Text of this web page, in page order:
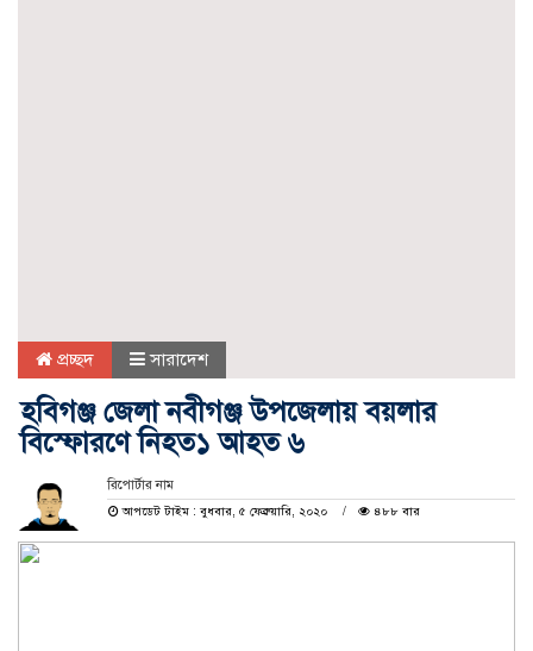
প্রচ্ছদ সারাদেশ
হবিগঞ্জ জেলা নবীগঞ্জ উপজেলায় বয়লার
বিস্ফোরণে নিহত১ আহত ৬
রিপোর্টার নাম
আপডেট টাইম : বুধবার, ৫ ফেব্রুয়ারি, ২০২০
৪৮৮ বার